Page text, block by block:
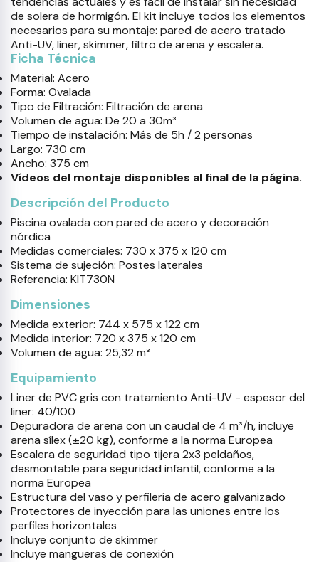
de solera de hormigón. El kit incluye todos los elementos
necesarios para su montaje: pared de acero tratado
Anti-UV, liner, skimmer, filtro de arena y escalera.
Ficha Técnica
Material: Acero
Forma: Ovalada
Tipo de Filtración: Filtración de arena
Volumen de agua: De 20 a 30m³
Tiempo de instalación: Más de 5h / 2 personas
Largo: 730 cm
Ancho: 375 cm
Vídeos del montaje disponibles al final de la página.
Descripción del Producto
Piscina ovalada con pared de acero y decoración
nórdica
Medidas comerciales: 730 x 375 x 120 cm
Sistema de sujeción: Postes laterales
Referencia: KIT730N
Dimensiones
Medida exterior: 744 x 575 x 122 cm
Medida interior: 720 x 375 x 120 cm
Volumen de agua: 25,32 m³
Equipamiento
Liner de PVC gris con tratamiento Anti-UV - espesor del
liner: 40/100
Depuradora de arena con un caudal de 4 m³/h, incluye
arena sílex (±20 kg), conforme a la norma Europea
Escalera de seguridad tipo tijera 2x3 peldaños,
desmontable para seguridad infantil, conforme a la
norma Europea
Estructura del vaso y perfilería de acero galvanizado
Protectores de inyección para las uniones entre los
perfiles horizontales
Incluye conjunto de skimmer
Incluye mangueras de conexión